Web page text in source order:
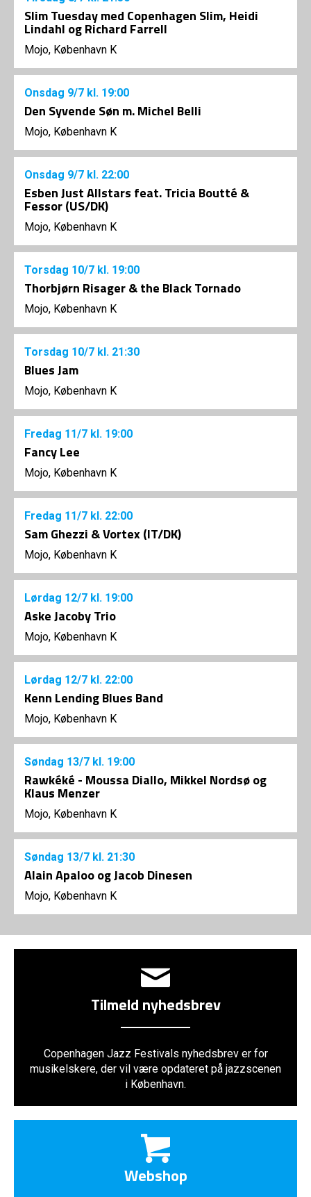
Slim Tuesday med Copenhagen Slim, Heidi
Lindahl og Richard Farrell
Mojo, København K
Onsdag 9/7 kl. 19:00
Den Syvende Søn m. Michel Belli
Mojo, København K
Onsdag 9/7 kl. 22:00
Esben Just Allstars feat. Tricia Boutté &
Fessor (US/DK)
Mojo, København K
Torsdag 10/7 kl. 19:00
Thorbjørn Risager & the Black Tornado
Mojo, København K
Torsdag 10/7 kl. 21:30
Blues Jam
Mojo, København K
Fredag 11/7 kl. 19:00
Fancy Lee
Mojo, København K
Fredag 11/7 kl. 22:00
Sam Ghezzi & Vortex (IT/DK)
Mojo, København K
Lørdag 12/7 kl. 19:00
Aske Jacoby Trio
Mojo, København K
Lørdag 12/7 kl. 22:00
Kenn Lending Blues Band
Mojo, København K
Søndag 13/7 kl. 19:00
Rawkéké - Moussa Diallo, Mikkel Nordsø og
Klaus Menzer
Mojo, København K
Søndag 13/7 kl. 21:30
Alain Apaloo og Jacob Dinesen
Mojo, København K
Tilmeld nyhedsbrev
Copenhagen Jazz Festivals nyhedsbrev er for
musikelskere, der vil være opdateret på jazzscenen
i København.
Webshop